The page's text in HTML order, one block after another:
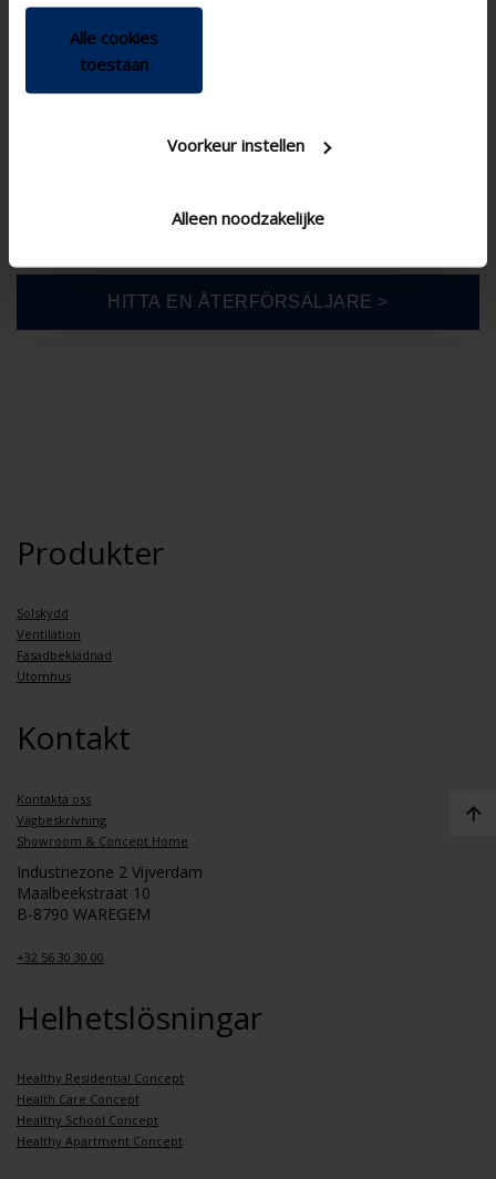
Alle cookies
toestaan
Voorkeur instellen
Alleen noodzakelijke
Sverig
Produkter
Solskydd
Ventilation
Fasadbeklädnad
Utomhus
Kontakt
Kontakta oss
Vägbeskrivning
Showroom & Concept Home
Industriezone 2 Vijverdam
Maalbeekstraat 10
B-8790 WAREGEM
+32 56 30 30 00
Helhetslösningar
Healthy Residential Concept
Health Care Concept
Healthy School Concept
Healthy Apartment Concept